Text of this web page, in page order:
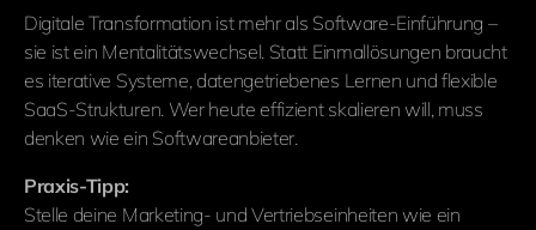
Digitale Transformation ist mehr als Software-Einführung –
sie ist ein Mentalitätswechsel. Statt Einmallösungen braucht
es iterative Systeme, datengetriebenes Lernen und flexible
SaaS-Strukturen. Wer heute effizient skalieren will, muss
denken wie ein Softwareanbieter.
Praxis-Tipp:
Stelle deine Marketing- und Vertriebseinheiten wie ein